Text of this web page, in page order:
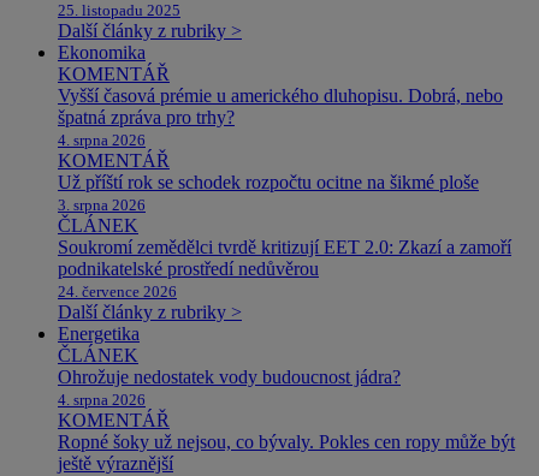
25. listopadu 2025
Další články z rubriky >
Ekonomika
KOMENTÁŘ
Vyšší časová prémie u amerického dluhopisu. Dobrá, nebo
špatná zpráva pro trhy?
4. srpna 2026
KOMENTÁŘ
Už příští rok se schodek rozpočtu ocitne na šikmé ploše
3. srpna 2026
ČLÁNEK
Soukromí zemědělci tvrdě kritizují EET 2.0: Zkazí a zamoří
podnikatelské prostředí nedůvěrou
24. července 2026
Další články z rubriky >
Energetika
ČLÁNEK
Ohrožuje nedostatek vody budoucnost jádra?
4. srpna 2026
KOMENTÁŘ
Ropné šoky už nejsou, co bývaly. Pokles cen ropy může být
ještě výraznější